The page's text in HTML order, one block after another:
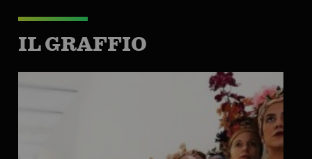
IL GRAFFIO